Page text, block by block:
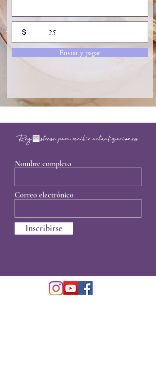
$
Enviar y pagar
Regístrese para recibir actualizaciones
Nombre completo
Correo electrónico
Inscribirse